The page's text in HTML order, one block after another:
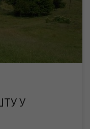
Зрењанин
цеви на
[…]
У